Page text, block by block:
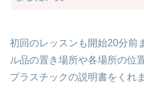
初回のレッスンも開始20分前
ル品の置き場所や各場所の位
プラスチックの説明書をくれま